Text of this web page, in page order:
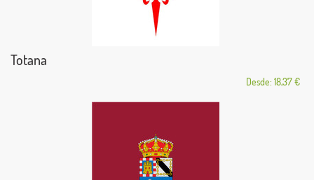
Totana
Desde: 18,37 €